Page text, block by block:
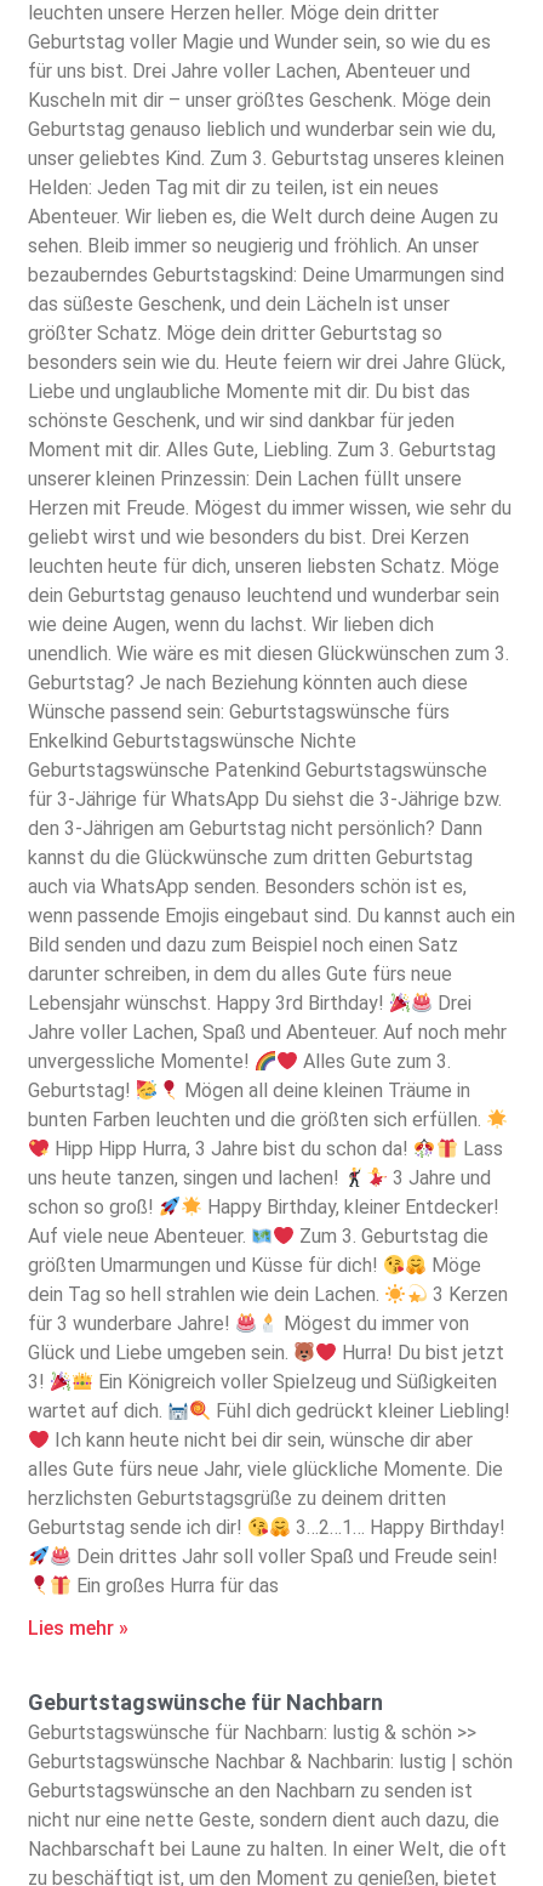
leuchten unsere Herzen heller. Möge dein dritter
Geburtstag voller Magie und Wunder sein, so wie du es
für uns bist. Drei Jahre voller Lachen, Abenteuer und
Kuscheln mit dir – unser größtes Geschenk. Möge dein
Geburtstag genauso lieblich und wunderbar sein wie du,
unser geliebtes Kind. Zum 3. Geburtstag unseres kleinen
Helden: Jeden Tag mit dir zu teilen, ist ein neues
Abenteuer. Wir lieben es, die Welt durch deine Augen zu
sehen. Bleib immer so neugierig und fröhlich. An unser
bezauberndes Geburtstagskind: Deine Umarmungen sind
das süßeste Geschenk, und dein Lächeln ist unser
größter Schatz. Möge dein dritter Geburtstag so
besonders sein wie du. Heute feiern wir drei Jahre Glück,
Liebe und unglaubliche Momente mit dir. Du bist das
schönste Geschenk, und wir sind dankbar für jeden
Moment mit dir. Alles Gute, Liebling. Zum 3. Geburtstag
unserer kleinen Prinzessin: Dein Lachen füllt unsere
Herzen mit Freude. Mögest du immer wissen, wie sehr du
geliebt wirst und wie besonders du bist. Drei Kerzen
leuchten heute für dich, unseren liebsten Schatz. Möge
dein Geburtstag genauso leuchtend und wunderbar sein
wie deine Augen, wenn du lachst. Wir lieben dich
unendlich. Wie wäre es mit diesen Glückwünschen zum 3.
Geburtstag? Je nach Beziehung könnten auch diese
Wünsche passend sein: Geburtstagswünsche fürs
Enkelkind Geburtstagswünsche Nichte
Geburtstagswünsche Patenkind Geburtstagswünsche
für 3-Jährige für WhatsApp Du siehst die 3-Jährige bzw.
den 3-Jährigen am Geburtstag nicht persönlich? Dann
kannst du die Glückwünsche zum dritten Geburtstag
auch via WhatsApp senden. Besonders schön ist es,
wenn passende Emojis eingebaut sind. Du kannst auch ein
Bild senden und dazu zum Beispiel noch einen Satz
darunter schreiben, in dem du alles Gute fürs neue
Lebensjahr wünschst. Happy 3rd Birthday!
Drei
Jahre voller Lachen, Spaß und Abenteuer. Auf noch mehr
unvergessliche Momente!
Alles Gute zum 3.
Geburtstag!
Mögen all deine kleinen Träume in
bunten Farben leuchten und die größten sich erfüllen.
Hipp Hipp Hurra, 3 Jahre bist du schon da!
Lass
uns heute tanzen, singen und lachen!
3 Jahre und
schon so groß!
Happy Birthday, kleiner Entdecker!
Auf viele neue Abenteuer.
Zum 3. Geburtstag die
größten Umarmungen und Küsse für dich!
Möge
dein Tag so hell strahlen wie dein Lachen.
3 Kerzen
für 3 wunderbare Jahre!
Mögest du immer von
Glück und Liebe umgeben sein.
Hurra! Du bist jetzt
3!
Ein Königreich voller Spielzeug und Süßigkeiten
wartet auf dich.
Fühl dich gedrückt kleiner Liebling!
Ich kann heute nicht bei dir sein, wünsche dir aber
alles Gute fürs neue Jahr, viele glückliche Momente. Die
herzlichsten Geburtstagsgrüße zu deinem dritten
Geburtstag sende ich dir!
3…2…1… Happy Birthday!
Dein drittes Jahr soll voller Spaß und Freude sein!
Ein großes Hurra für das
Lies mehr »
Geburtstagswünsche für Nachbarn
Geburtstagswünsche für Nachbarn: lustig & schön >>
Geburtstagswünsche Nachbar & Nachbarin: lustig | schön
Geburtstagswünsche an den Nachbarn zu senden ist
nicht nur eine nette Geste, sondern dient auch dazu, die
Nachbarschaft bei Laune zu halten. In einer Welt, die oft
zu beschäftigt ist, um den Moment zu genießen, bietet